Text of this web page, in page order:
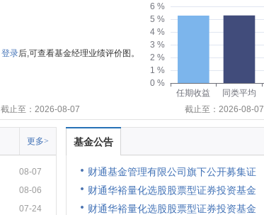
登录后,可查看基金经理业绩评价图。
0 %
1 %
2 %
3 %
4 %
5 %
6 %
任期收益 同类平均
截止至：2026-08-07
截止至：2026-08-07
更多>
08-07
08-06
07-24
基金公告
财通基金管理有限公司旗下公开募集证
财通华裕量化选股股票型证券投资基金
财通华裕量化选股股票型证券投资基金